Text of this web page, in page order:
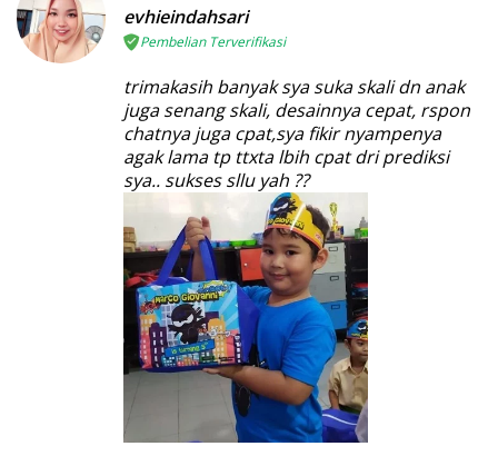
evhieindahsari
Pembelian Terverifikasi
trimakasih banyak sya suka skali dn anak
juga senang skali, desainnya cepat, rspon
chatnya juga cpat,sya fikir nyampenya
agak lama tp ttxta lbih cpat dri prediksi
sya.. sukses sllu yah ??